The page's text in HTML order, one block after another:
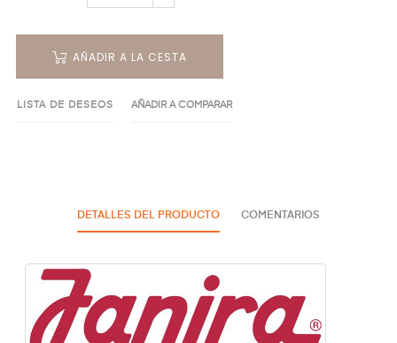
AÑADIR A LA CESTA
LISTA DE DESEOS AÑADIR A COMPARAR
DETALLES DEL PRODUCTO COMENTARIOS